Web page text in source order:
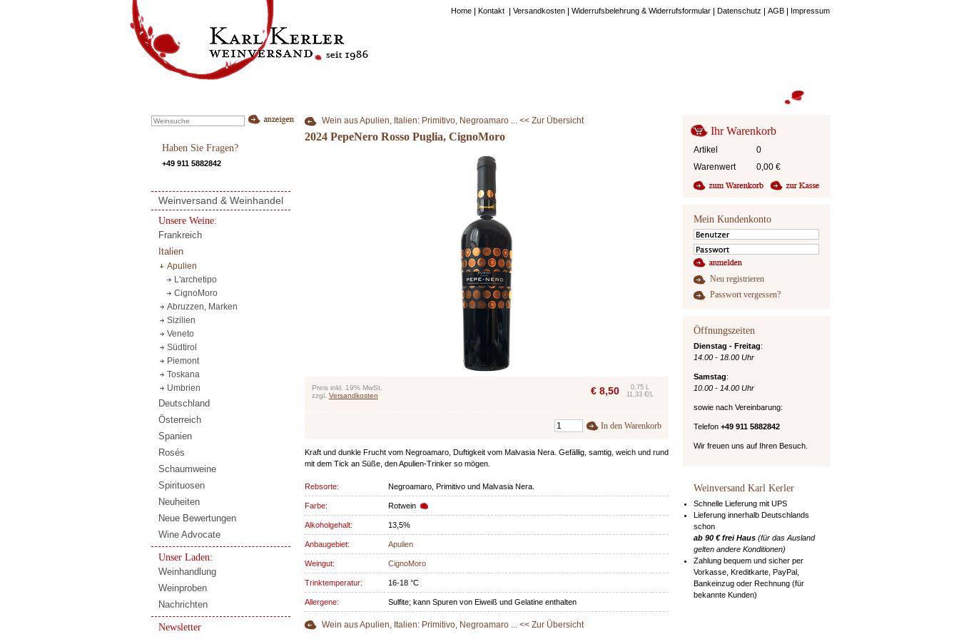
Home Kontakt Versandkosten Widerrufsbelehrung & Widerrufsformular Datenschutz AGB Impressum
Wein aus Apulien, Italien: Primitivo, Negroamaro ... << Zur Übersicht
2024 PepeNero Rosso Puglia, CignoMoro
Preis inkl. 19% MwSt.
zzgl. Versandkosten € 8,50
0,75 L
11,33 €/L
In den Warenkorb
Kraft und dunkle Frucht vom Negroamaro, Duftigkeit vom Malvasia Nera. Gefällig, samtig, weich und rund
mit dem Tick an Süße, den Apulien-Trinker so mögen.
Rebsorte: Negroamaro, Primitivo und Malvasia Nera.
Farbe: Rotwein
Alkoholgehalt: 13,5%
Anbaugebiet: Apulien
Weingut: CignoMoro
Trinktemperatur: 16-18 °C
Allergene: Sulfite; kann Spuren von Eiweiß und Gelatine enthalten
Wein aus Apulien, Italien: Primitivo, Negroamaro ... << Zur Übersicht
Haben Sie Fragen?
+49 911 5882842
Weinversand & Weinhandel
Unsere Weine:
Frankreich
Italien
Apulien
L'archetipo
CignoMoro
Abruzzen, Marken
Sizilien
Veneto
Südtirol
Piemont
Toskana
Umbrien
Deutschland
Österreich
Spanien
Rosés
Schaumweine
Spirituosen
Neuheiten
Neue Bewertungen
Wine Advocate
Unser Laden:
Weinhandlung
Weinproben
Nachrichten
Newsletter
Ihr Warenkorb
Artikel
0
Warenwert
0,00 €
Mein Kundenkonto
Neu registrieren
Passwort vergessen?
Öffnungszeiten
Dienstag - Freitag:
14.00 - 18.00 Uhr
Samstag:
10.00 - 14.00 Uhr
sowie nach Vereinbarung:
Telefon +49 911 5882842
Wir freuen uns auf Ihren Besuch.
Weinversand Karl Kerler
Schnelle Lieferung mit UPS
Lieferung innerhalb Deutschlands
schon
ab 90 € frei Haus(für das Ausland
gelten andere Konditionen)
Zahlung bequem und sicher per
Vorkasse, Kreditkarte, PayPal,
Bankeinzug oder Rechnung (für
bekannte Kunden)